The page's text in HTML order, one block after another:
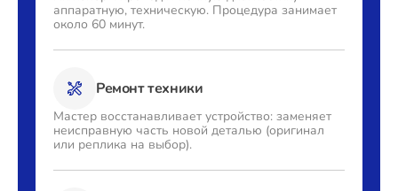
аппаратную, техническую. Процедура занимает
около 60 минут.
Ремонт техники
Мастер восстанавливает устройство: заменяет
неисправную часть новой деталью (оригинал
или реплика на выбор).